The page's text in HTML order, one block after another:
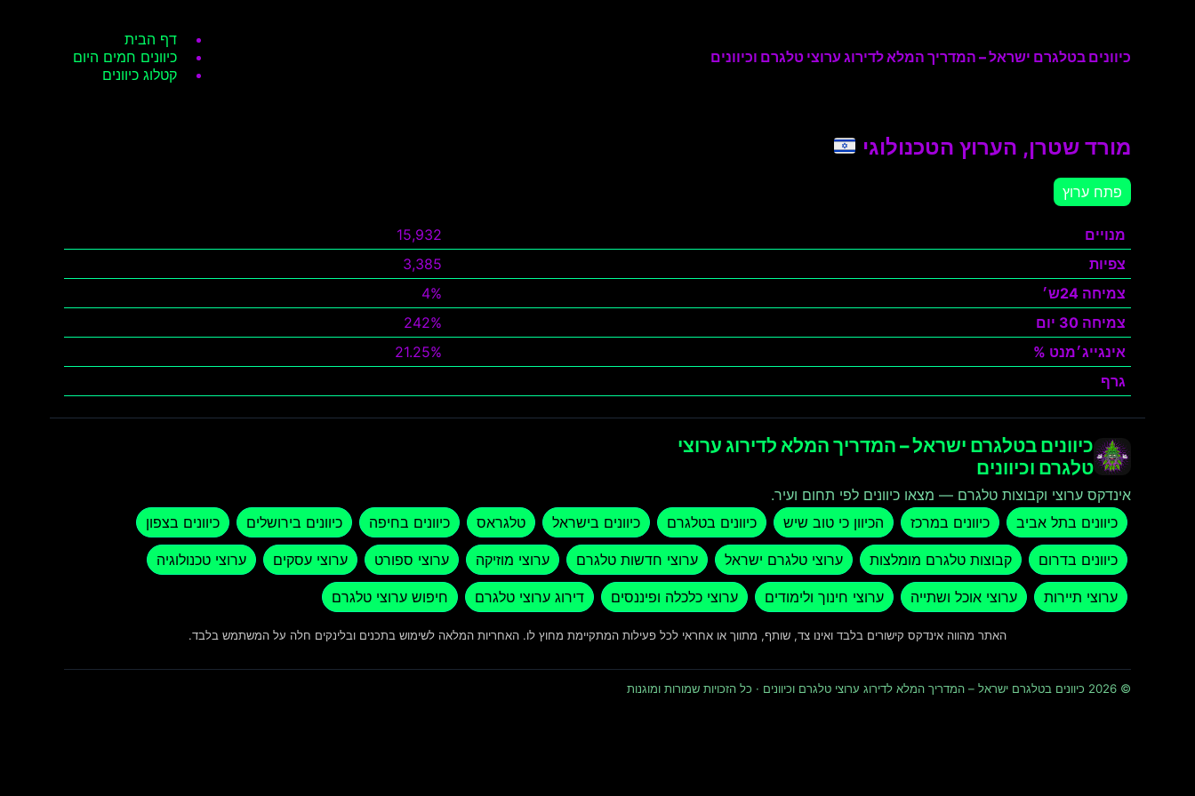
כיוונים בטלגרם ישראל – המדריך המלא לדירוג ערוצי טלגרם וכיוונים
דף הבית
כיוונים חמים היום
קטלוג כיוונים
מורד שטרן, הערוץ הטכנולוגי
פתח ערוץ
מנויים
15,932
צפיות
3,385
צמיחה 24ש׳
4%
צמיחה 30 יום
242%
אינגייג׳מנט %
21.25%
גרף
כיוונים בטלגרם ישראל – המדריך המלא לדירוג ערוצי
טלגרם וכיוונים
אינדקס ערוצי וקבוצות טלגרם — מצאו כיוונים לפי תחום ועיר.
כיוונים בתל אביב
כיוונים במרכז הכיוון כי טוב שיש כיוונים בטלגרם כיוונים בישראל טלגראס כיוונים בחיפה כיוונים בירושלים כיוונים בצפון
כיוונים בדרום קבוצות טלגרם מומלצות ערוצי טלגרם ישראל ערוצי חדשות טלגרם ערוצי מוזיקה ערוצי ספורט ערוצי עסקים ערוצי טכנולוגיה
ערוצי תיירות ערוצי אוכל ושתייה ערוצי חינוך ולימודים ערוצי כלכלה ופיננסים דירוג ערוצי טלגרם חיפוש ערוצי טלגרם
האתר מהווה אינדקס קישורים בלבד ואינו צד, שותף, מתווך או אחראי לכל פעילות המתקיימת מחוץ לו. האחריות המלאה לשימוש בתכנים ובלינקים חלה על המשתמש בלבד.
© 2026 כיוונים בטלגרם ישראל – המדריך המלא לדירוג ערוצי טלגרם וכיוונים · כל הזכויות שמורות ומוגנות